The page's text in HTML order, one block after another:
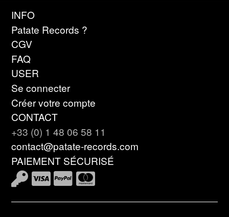
INFO
Patate Records ?
CGV
FAQ
USER
Se connecter
Créer votre compte
CONTACT
+33 (0) 1 48 06 58 11
contact@patate-records.com
PAIEMENT SÉCURISÉ